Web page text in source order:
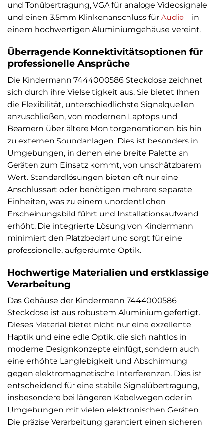
und Tonübertragung, VGA für analoge Videosignale
und einen 3.5mm Klinkenanschluss für Audio – in
einem hochwertigen Aluminiumgehäuse vereint.
Überragende Konnektivitätsoptionen für
professionelle Ansprüche
Die Kindermann 7444000586 Steckdose zeichnet
sich durch ihre Vielseitigkeit aus. Sie bietet Ihnen
die Flexibilität, unterschiedlichste Signalquellen
anzuschließen, von modernen Laptops und
Beamern über ältere Monitorgenerationen bis hin
zu externen Soundanlagen. Dies ist besonders in
Umgebungen, in denen eine breite Palette an
Geräten zum Einsatz kommt, von unschätzbarem
Wert. Standardlösungen bieten oft nur eine
Anschlussart oder benötigen mehrere separate
Einheiten, was zu einem unordentlichen
Erscheinungsbild führt und Installationsaufwand
erhöht. Die integrierte Lösung von Kindermann
minimiert den Platzbedarf und sorgt für eine
professionelle, aufgeräumte Optik.
Hochwertige Materialien und erstklassige
Verarbeitung
Das Gehäuse der Kindermann 7444000586
Steckdose ist aus robustem Aluminium gefertigt.
Dieses Material bietet nicht nur eine exzellente
Haptik und eine edle Optik, die sich nahtlos in
moderne Designkonzepte einfügt, sondern auch
eine erhöhte Langlebigkeit und Abschirmung
gegen elektromagnetische Interferenzen. Dies ist
entscheidend für eine stabile Signalübertragung,
insbesondere bei längeren Kabelwegen oder in
Umgebungen mit vielen elektronischen Geräten.
Die präzise Verarbeitung garantiert einen sicheren